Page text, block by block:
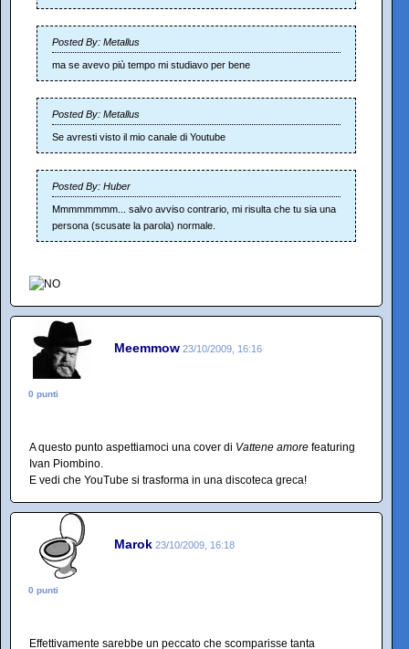
Posted By: Metallus
ma se avevo più tempo mi studiavo per bene
Posted By: Metallus
Se avresti visto il mio canale di Youtube
Posted By: Huber
Mmmmmmmm... salvo avviso contrario, mi risulta che tu sia una
persona (scusate la parola) normale.
Meemmow 23/10/2009, 16:16
0 punti
A questo punto aspettiamoci una cover di Vattene amore featuring
Ivan Piombino.
E vedi che YouTube si trasforma in una discoteca greca!
Marok 23/10/2009, 16:18
0 punti
Effettivamente sarebbe un peccato che scomparisse tanta